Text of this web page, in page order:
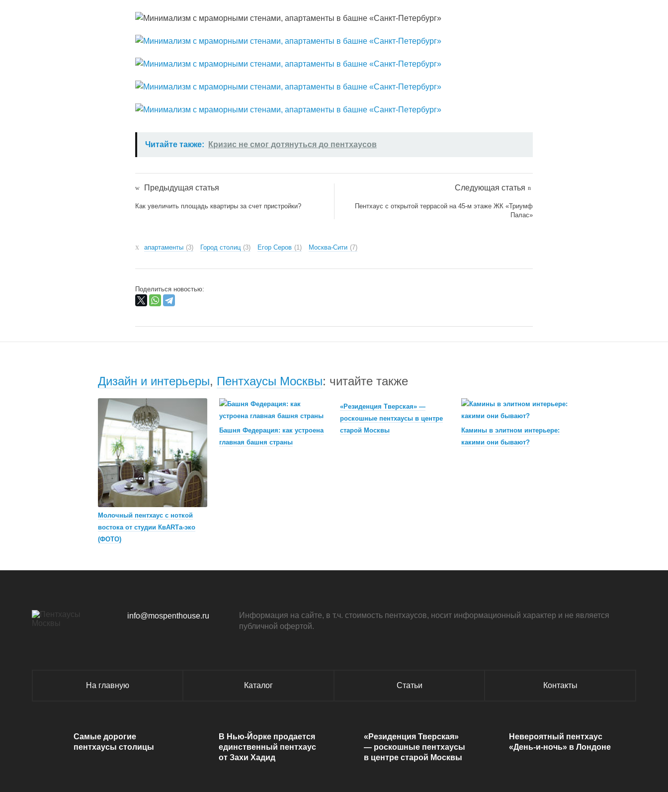
Читайте также: Кризис не смог дотянуться до пентхаусов
Предыдущая статья
Как увеличить площадь квартиры за счет пристройки?
Следующая статья
Пентхаус с открытой террасой на 45-м этаже ЖК «Триумф
Палас»
апартаменты 3 Город столиц 3 Егор Серов 1 Москва-Сити 7
Поделиться новостью:
Дизайн и интерьеры, Пентхаусы Москвы: читайте также
Молочный пентхаус с ноткой
востока от студии КвARTа-эко
(ФОТО)
Башня Федерация: как устроена
главная башня страны
«Резиденция Тверская» —
роскошные пентхаусы в центре
старой Москвы
Камины в элитном интерьере:
какими они бывают?
info@mospenthouse.ru
Информация на сайте, в т.ч. стоимость пентхаусов, носит информационный характер и не является
публичной офертой.
На главную Каталог Статьи Контакты
Самые дорогие
пентхаусы столицы
В Нью-Йорке продается
единственный пентхаус
от Захи Хадид
«Резиденция Тверская»
— роскошные пентхаусы
в центре старой Москвы
Невероятный пентхаус
«День-и-ночь» в Лондоне